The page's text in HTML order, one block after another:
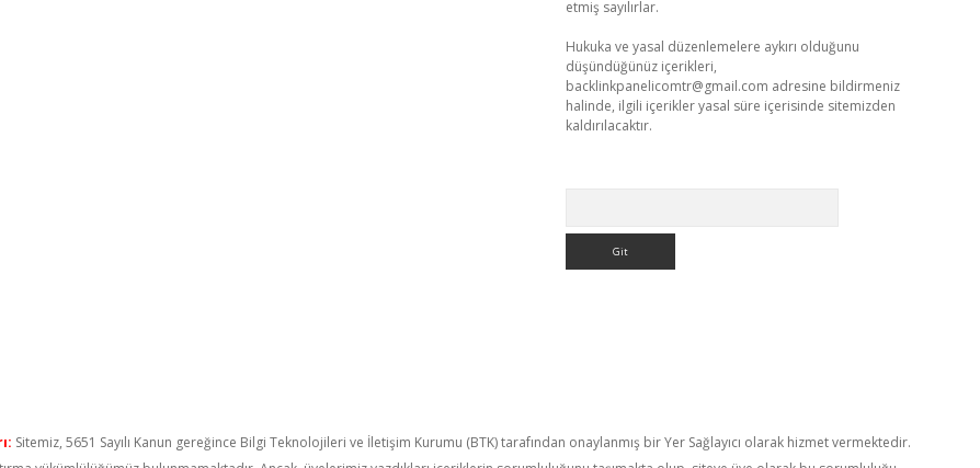
etmiş sayılırlar.
Hukuka ve yasal düzenlemelere aykırı olduğunu
düşündüğünüz içerikleri,
backlinkpanelicomtr@gmail.com adresine bildirmeniz
halinde, ilgili içerikler yasal süre içerisinde sitemizden
kaldırılacaktır.
Sitemiz, 5651 Sayılı Kanun gereğince Bilgi Teknolojileri ve İletişim Kurumu (BTK) tarafından onaylanmış bir Yer Sağlayıcı olarak hizmet vermektedir.